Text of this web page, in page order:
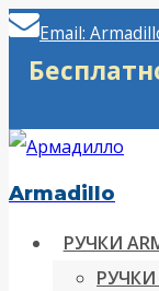
Перейти
Email:
Armadillo
РУЧКИ
РУЧКИ